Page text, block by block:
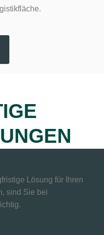
Lösung für Ihren
sind Sie bei